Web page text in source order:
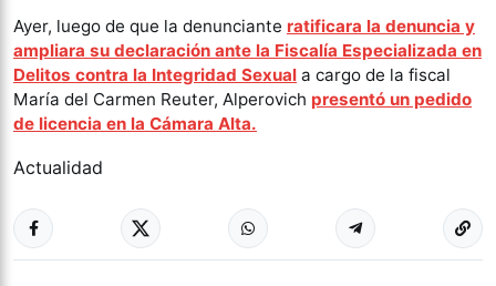
Ayer, luego de que la denunciante ratificara la denuncia y
ampliara su declaración ante la Fiscalía Especializada en
Delitos contra la Integridad Sexual a cargo de la fiscal
María del Carmen Reuter, Alperovich presentó un pedido
de licencia en la Cámara Alta.
Actualidad